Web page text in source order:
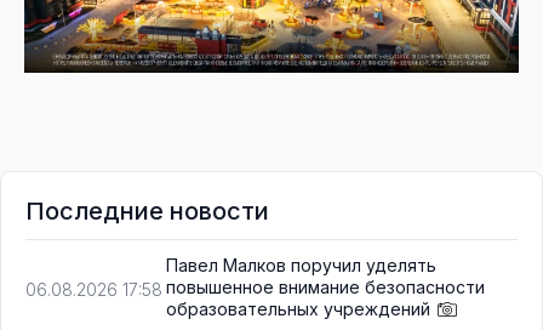
Последние новости
06.08.2026 17:58
Павел Малков поручил уделять
повышенное внимание безопасности
образовательных учреждений